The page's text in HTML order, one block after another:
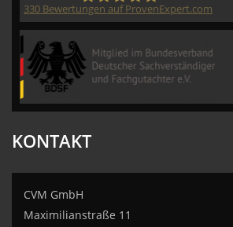
330 Bewertungen auf ProvenExpert.com
KONTAKT
CVM GmbH
Maximilianstraße 11